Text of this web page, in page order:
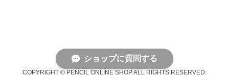
COPYRIGHT © PENCIL ONLINE SHOP ALL RIGHTS RESERVED.
ショップに質問する